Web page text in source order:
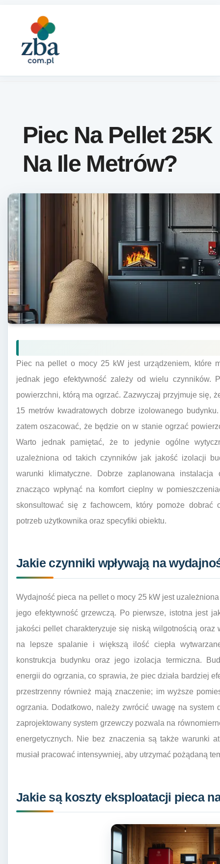
Piec Na Pellet 25K
Na Ile Metrów?
Piec na pellet o mocy 25 kW jest urządzeniem, które
jednak jego efektywność zależy od wielu czynników.
powierzchni, którą ma ogrzać. Zazwyczaj przyjmuje się,
15 metrów kwadratowych dobrze izolowanego
zatem oszacować, że będzie on w stanie ogrzać
Warto jednak pamiętać, że to jedynie ogólne
uzależniona od takich czynników jak jakość izolacji
warunki klimatyczne. Dobrze zaplanowana
znacząco wpłynąć na komfort cieplny w
skonsultować się z fachowcem, który pomoże dobrać
potrzeb użytkownika oraz specyfiki obiektu.
Jakie czynniki wpływają na
Wydajność pieca na pellet o mocy 25 kW jest
jego efektywność grzewczą. Po pierwsze, istotna jest
jakości pellet charakteryzuje się niską wilgotnością oraz
na lepsze spalanie i większą ilość ciepła
konstrukcja budynku oraz jego izolacja termiczna.
energii do ogrzania, co sprawia, że piec działa bardziej
przestrzenny również mają znaczenie; im wyższe
ogrzania. Dodatkowo, należy zwrócić uwagę na system
zaprojektowany system grzewczy pozwala na
energetycznych. Nie bez znaczenia są także warunki
musiał pracować intensywniej, aby utrzymać pożądaną
Jakie są koszty eksploatacji pieca